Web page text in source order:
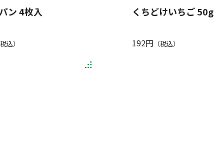
ン 4枚入
込）
くちどけいちご 50g
192円 （税込）